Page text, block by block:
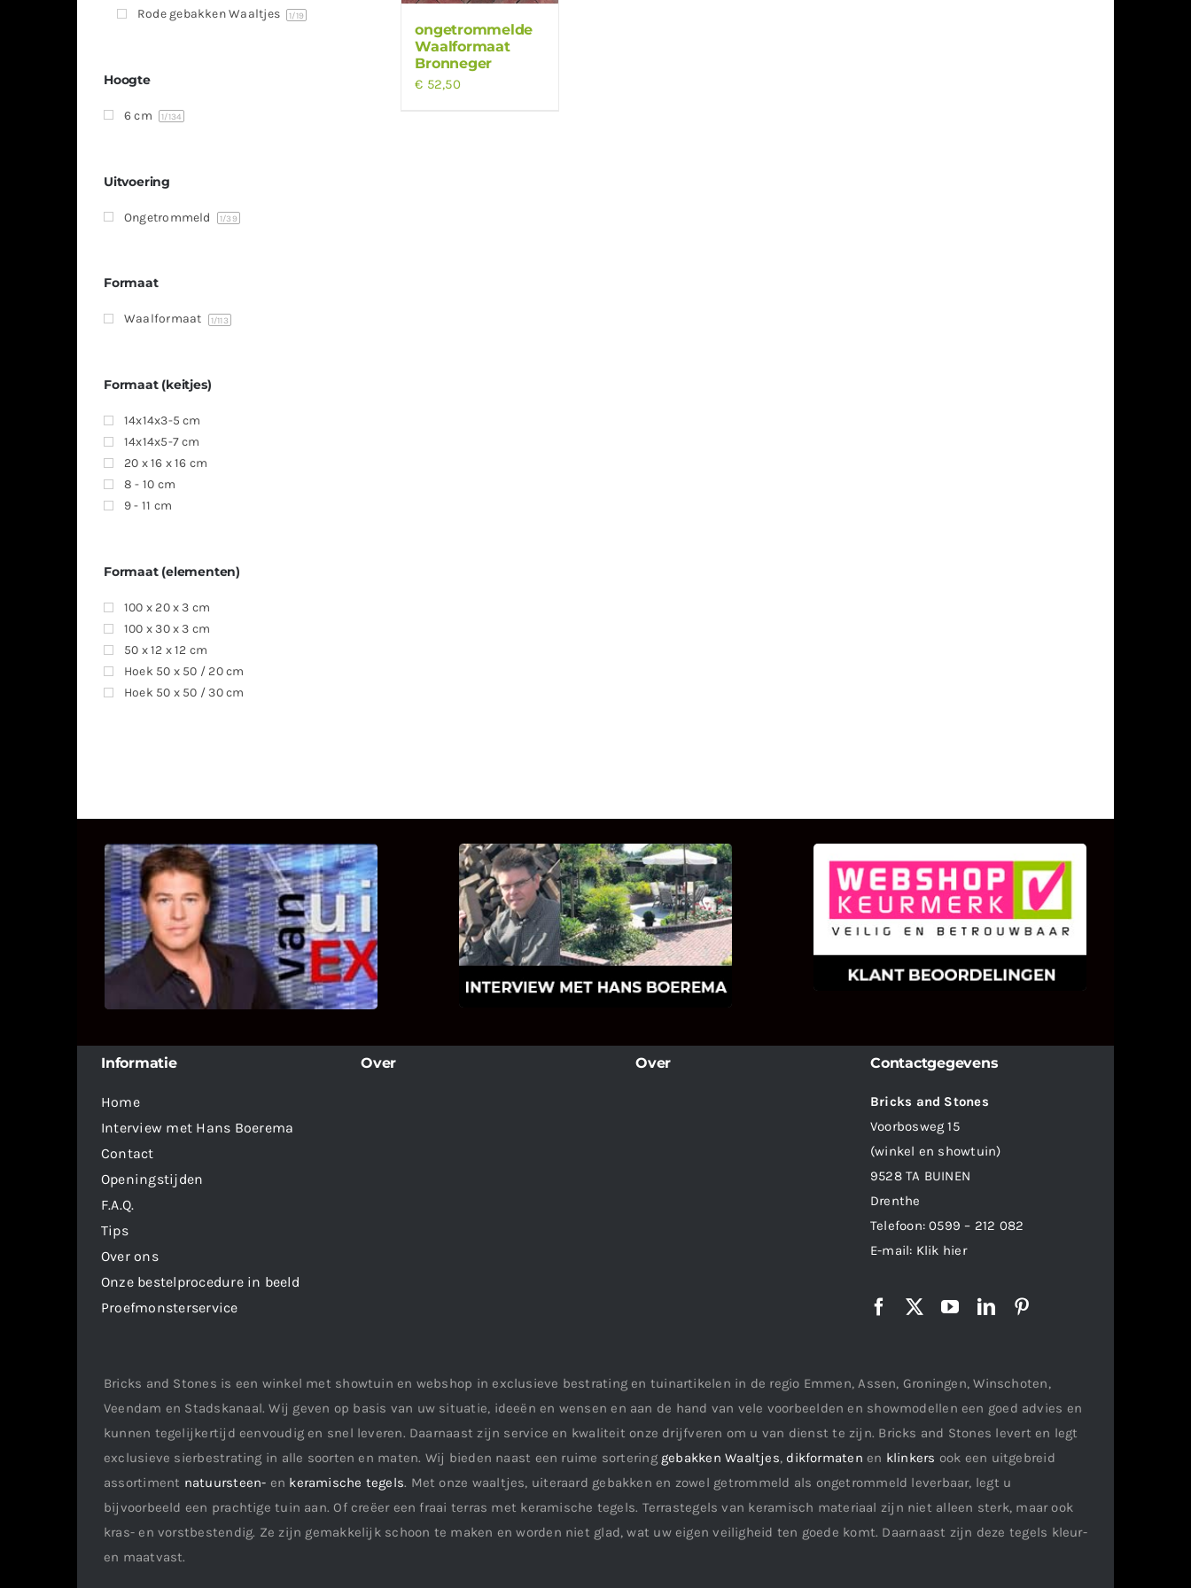
ongetrommelde
Waalformaat
Bronneger
€ 52,50
Rode gebakken Waaltjes 1/19
Hoogte
6 cm 1/134
Uitvoering
Ongetrommeld 1/39
Formaat
Waalformaat 1/113
Formaat (keitjes)
14x14x3-5 cm
14x14x5-7 cm
20 x 16 x 16 cm
8 - 10 cm
9 - 11 cm
Formaat (elementen)
100 x 20 x 3 cm
100 x 30 x 3 cm
50 x 12 x 12 cm
Hoek 50 x 50 / 20 cm
Hoek 50 x 50 / 30 cm
UITSTEL VAN EXECUTIE
Bekijk hier de fragmenten van de
deelname van Bricks and Stones aan
dit programma.
INTERVIEW MET HANS
BOEREMA
Hoe Bricks and Stones ontstaan is en
wat Hans Boerema motiveert in de
wereld van klinkers en tegels!
KLANT BEOORDELINGEN
We zijn er zeer op gesteld om te
weten wat u als klant van ons en
onze diensten vindt.
Informatie
Home
Interview met Hans Boerema
Contact
Openingstijden
F.A.Q.
Tips
Over ons
Onze bestelprocedure in beeld
Proefmonsterservice
Over Over Contactgegevens
Bricks and Stones
Voorbosweg 15
(winkel en showtuin)
9528 TA BUINEN
Drenthe
Telefoon:0599 – 212 082
E-mail: Klik hier
Bricks and Stones is een winkel met showtuin en webshop in exclusieve bestrating en tuinartikelen in de regio Emmen, Assen, Groningen, Winschoten,
Veendam en Stadskanaal. Wij geven op basis van uw situatie, ideeën en wensen en aan de hand van vele voorbeelden en showmodellen een goed advies en
kunnen tegelijkertijd eenvoudig en snel leveren. Daarnaast zijn service en kwaliteit onze drijfveren om u van dienst te zijn. Bricks and Stones levert en legt
exclusieve sierbestrating in alle soorten en maten. Wij bieden naast een ruime sortering gebakken Waaltjes, dikformaten en klinkers ook een uitgebreid
assortiment natuursteen- en keramische tegels. Met onze waaltjes, uiteraard gebakken en zowel getrommeld als ongetrommeld leverbaar, legt u
bijvoorbeeld een prachtige tuin aan. Of creëer een fraai terras met keramische tegels. Terrastegels van keramisch materiaal zijn niet alleen sterk, maar ook
kras- en vorstbestendig. Ze zijn gemakkelijk schoon te maken en worden niet glad, wat uw eigen veiligheid ten goede komt. Daarnaast zijn deze tegels kleur-
en maatvast.